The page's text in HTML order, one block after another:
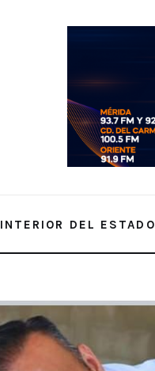
INTERIOR DEL ESTADO